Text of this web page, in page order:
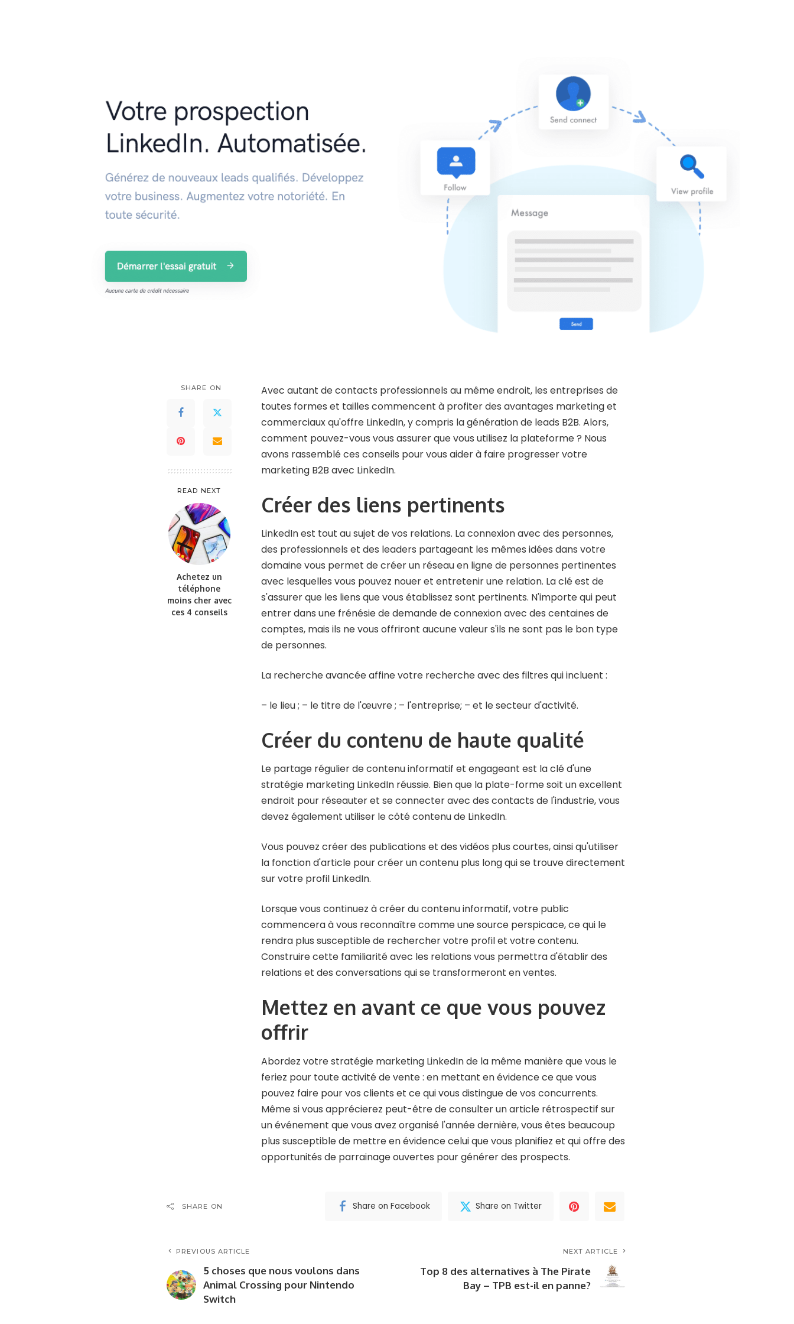
SHARE ON
READ NEXT
Achetez un
téléphone
moins cher avec
ces 4 conseils
Avec autant de contacts professionnels au même endroit, les entreprises de
toutes formes et tailles commencent à profiter des avantages marketing et
commerciaux qu'offre LinkedIn, y compris la génération de leads B2B. Alors,
comment pouvez-vous vous assurer que vous utilisez la plateforme ? Nous
avons rassemblé ces conseils pour vous aider à faire progresser votre
marketing B2B avec LinkedIn.
Créer des liens pertinents
LinkedIn est tout au sujet de vos relations. La connexion avec des personnes,
des professionnels et des leaders partageant les mêmes idées dans votre
domaine vous permet de créer un réseau en ligne de personnes pertinentes
avec lesquelles vous pouvez nouer et entretenir une relation. La clé est de
s'assurer que les liens que vous établissez sont pertinents. N'importe qui peut
entrer dans une frénésie de demande de connexion avec des centaines de
comptes, mais ils ne vous offriront aucune valeur s'ils ne sont pas le bon type
de personnes.
La recherche avancée affine votre recherche avec des filtres qui incluent :
– le lieu ; – le titre de l'œuvre ; – l'entreprise; – et le secteur d'activité.
Créer du contenu de haute qualité
Le partage régulier de contenu informatif et engageant est la clé d'une
stratégie marketing LinkedIn réussie. Bien que la plate-forme soit un excellent
endroit pour réseauter et se connecter avec des contacts de l'industrie, vous
devez également utiliser le côté contenu de LinkedIn.
Vous pouvez créer des publications et des vidéos plus courtes, ainsi qu'utiliser
la fonction d'article pour créer un contenu plus long qui se trouve directement
sur votre profil LinkedIn.
Lorsque vous continuez à créer du contenu informatif, votre public
commencera à vous reconnaître comme une source perspicace, ce qui le
rendra plus susceptible de rechercher votre profil et votre contenu.
Construire cette familiarité avec les relations vous permettra d'établir des
relations et des conversations qui se transformeront en ventes.
Mettez en avant ce que vous pouvez
offrir
Abordez votre stratégie marketing LinkedIn de la même manière que vous le
feriez pour toute activité de vente : en mettant en évidence ce que vous
pouvez faire pour vos clients et ce qui vous distingue de vos concurrents.
Même si vous apprécierez peut-être de consulter un article rétrospectif sur
un événement que vous avez organisé l'année dernière, vous êtes beaucoup
plus susceptible de mettre en évidence celui que vous planifiez et qui offre des
opportunités de parrainage ouvertes pour générer des prospects.
SHARE ON Share on Facebook Share on Twitter
PREVIOUS ARTICLE
5 choses que nous voulons dans
Animal Crossing pour Nintendo
Switch
NEXT ARTICLE
Top 8 des alternatives à The Pirate
Bay – TPB est-il en panne?